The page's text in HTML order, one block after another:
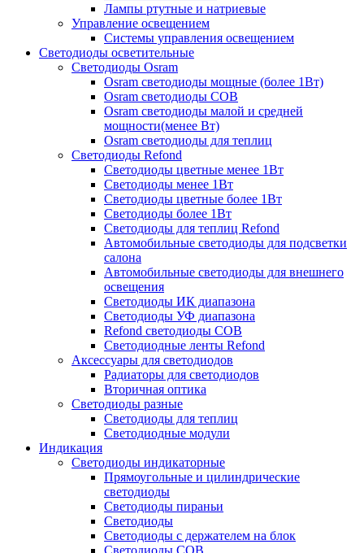
Лампы ртутные и натриевые
Управление освещением
Системы управления освещением
Светодиоды осветительные
Светодиоды Osram
Osram светодиоды мощные (более 1Вт)
Osram светодиоды COB
Osram светодиоды малой и средней
мощности(менее Вт)
Osram светодиоды для теплиц
Светодиоды Refond
Светодиоды цветные менее 1Вт
Светодиоды менее 1Вт
Светодиоды цветные более 1Вт
Светодиоды более 1Вт
Светодиоды для теплиц Refond
Автомобильные светодиоды для подсветки
салона
Автомобильные светодиоды для внешнего
освещения
Светодиоды ИК диапазона
Светодиоды УФ диапазона
Refond светодиоды COB
Светодиодные ленты Refond
Аксессуары для светодиодов
Радиаторы для светодиодов
Вторичная оптика
Светодиоды разные
Светодиоды для теплиц
Светодиодные модули
Индикация
Светодиоды индикаторные
Прямоугольные и цилиндрические
светодиоды
Светодиоды пираньи
Светодиоды
Светодиоды с держателем на блок
Светодиоды COB